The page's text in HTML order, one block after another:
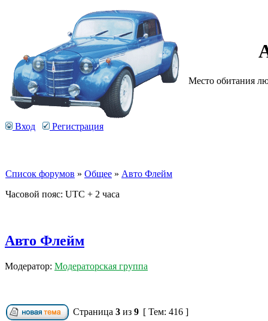
Место обитания
Вход Регистрация
Список форумов » Общее » Авто Флейм
Часовой пояс: UTC + 2 часа
Авто Флейм
Модератор: Модераторская группа
Страница 3 из 9 [ Тем: 416 ]